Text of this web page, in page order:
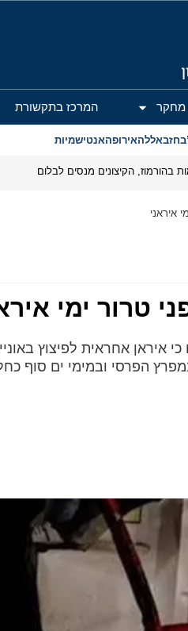
וביטחון
מחקר המרכז בתקשורת
חזבאללהאירופהאנטישמיות
בהורמוז, הקיצונים מנסים לבלום
איראני
טרור ימי
כי איראן אחראית לפיצוץ
הפרסי ובמימי ים סוף